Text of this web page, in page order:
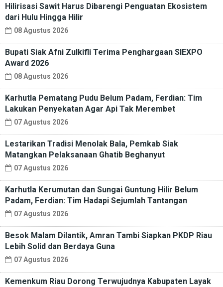
Hilirisasi Sawit Harus Dibarengi Penguatan Ekosistem
dari Hulu Hingga Hilir
08 Agustus 2026
Bupati Siak Afni Zulkifli Terima Penghargaan SIEXPO
Award 2026
08 Agustus 2026
Karhutla Pematang Pudu Belum Padam, Ferdian: Tim
Lakukan Penyekatan Agar Api Tak Merembet
07 Agustus 2026
Lestarikan Tradisi Menolak Bala, Pemkab Siak
Matangkan Pelaksanaan Ghatib Beghanyut
07 Agustus 2026
Karhutla Kerumutan dan Sungai Guntung Hilir Belum
Padam, Ferdian: Tim Hadapi Sejumlah Tantangan
07 Agustus 2026
Besok Malam Dilantik, Amran Tambi Siapkan PKDP Riau
Lebih Solid dan Berdaya Guna
07 Agustus 2026
Kemenkum Riau Dorong Terwujudnya Kabupaten Layak